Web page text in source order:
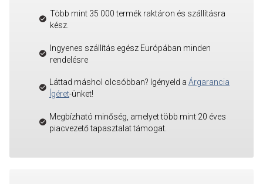
Több mint 35 000 termék raktáron és szállításra
kész.
Ingyenes szállítás egész Európában minden
rendelésre
Láttad máshol olcsóbban? Igényeld a Árgarancia
Ígéret-ünket!
Megbízható minőség, amelyet több mint 20 éves
piacvezető tapasztalat támogat.